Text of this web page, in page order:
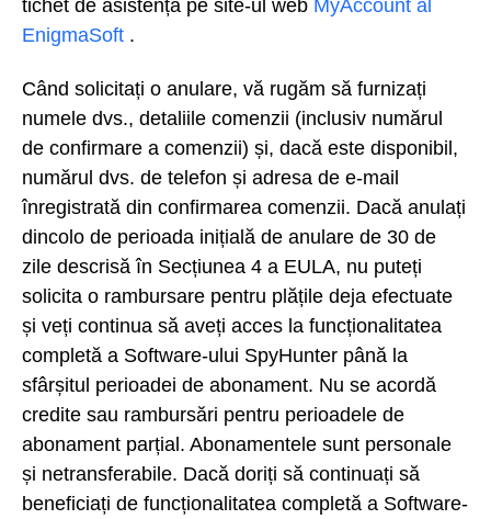
tichet de asistență pe site-ul web MyAccount al
EnigmaSoft .
Când solicitați o anulare, vă rugăm să furnizați
numele dvs., detaliile comenzii (inclusiv numărul
de confirmare a comenzii) și, dacă este disponibil,
numărul dvs. de telefon și adresa de e-mail
înregistrată din confirmarea comenzii. Dacă anulați
dincolo de perioada inițială de anulare de 30 de
zile descrisă în Secțiunea 4 a EULA, nu puteți
solicita o rambursare pentru plățile deja efectuate
și veți continua să aveți acces la funcționalitatea
completă a Software-ului SpyHunter până la
sfârșitul perioadei de abonament. Nu se acordă
credite sau rambursări pentru perioadele de
abonament parțial. Abonamentele sunt personale
și netransferabile. Dacă doriți să continuați să
beneficiați de funcționalitatea completă a Software-